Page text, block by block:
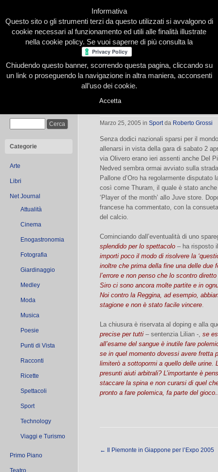
Home Presentazione Redazione Le nostre firme
Categorie
Arte
Libri
Net Journal
Attualità
Cinema
Enogastronomia
Fotografia
Giardinaggio
Medley
Moda
Musica
Poesie
Punti di Vista
Racconti
Ricette
Spettacoli
Sport
Technology
Viaggi e Turismo
Primo Piano
Teatro
Thuram player of the month
Marzo 25, 2005 in Sportda Roberto Grossi
Senza dodici nazionali sparsi per il
allenarsi in vista della gara di sabato 2
via Olivero erano ieri assenti anche Del
Nedved sembra ormai avviato sulla
Pallone d’Oro ha regolarmente
così come Thuram, il quale è stato
‘Player of the month’ allo Juve store.
francese ha commentato, con la
del calcio.
Cominciando dall’eventualità di uno
splendido per lo spettacolo – ha risposto
importi poco il modo di risolvere la
inoltre che prima della fine una delle due
l’errore e non penso che lo scontro
Siro ci sono ancora molte partite e in
Noi contro la Reggina, ad esempio,
stagione e non è stato facile vincere.
La chiusura è riservata al doping e alla
precise per tutti – sentenzia Lilian -, se
all’esame del sangue è inutile fare
se in quel momento dovessi avere fretta
limiterò a sottopormi a quello delle urine.
presunti aiuti arbitrali? L’importante è
staccare la spina e non curarsi di quel
pronto a fare polemica, fa parte del
← Il Piemonte in Giappone per l’Expo 2005
Informativa
Questo sito o gli strumenti terzi da questo utilizzati si avvalgono di
cookie necessari al funzionamento ed utili alle finalità illustrate
nella cookie policy. Se vuoi saperne di più consulta la
Chiudendo questo banner, scorrendo questa pagina, cliccando su
un link o proseguendo la navigazione in altra maniera, acconsenti
all’uso dei cookie.
Accetta